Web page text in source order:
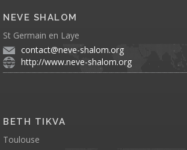
NEVE SHALOM
St Germain en Laye
contact@neve-shalom.org
http://www.neve-shalom.org
BETH TIKVA
Toulouse